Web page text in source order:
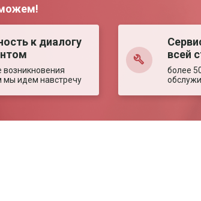
к диалогу
возникновения
мы идем навстречу
всей
более